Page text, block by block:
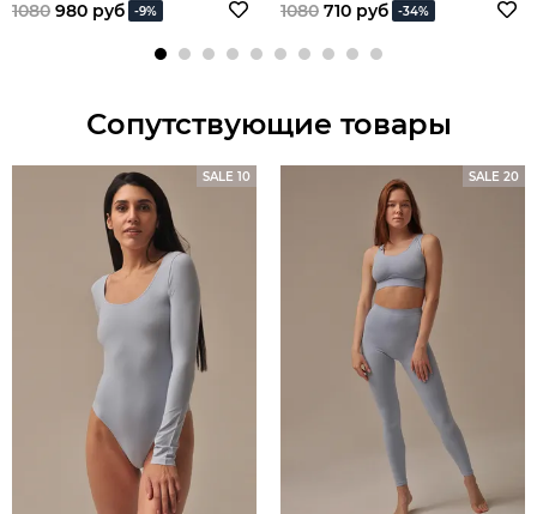
1080 980 руб -9% 1080 710 руб -34%
Сопутствующие товары
SALE 10 SALE 20